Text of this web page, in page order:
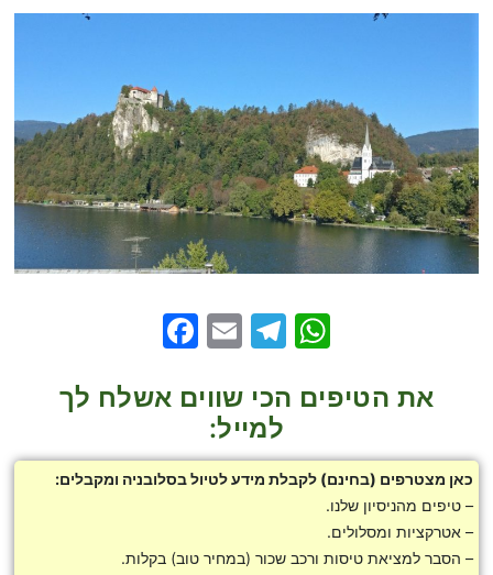
WhatsApp
Telegram
Email
את הטיפים הכי שווים אשלח לך
למייל:
כאן מצטרפים (בחינם) לקבלת מידע לטיול בסלובניה ומקבלים:
– טיפים מהניסיון שלנו.
– אטרקציות ומסלולים.
– הסבר למציאת טיסות ורכב שכור (במחיר טוב) בקלות.